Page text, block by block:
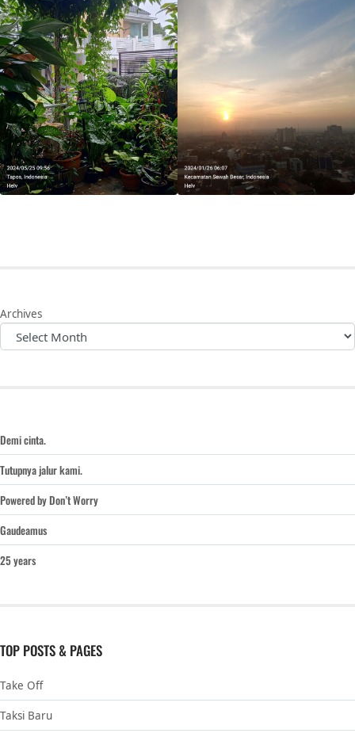
Archives
Demi cinta.
Tutupnya jalur kami.
Powered by Don’t Worry
Gaudeamus
25 years
TOP POSTS & PAGES
Take Off
Taksi Baru